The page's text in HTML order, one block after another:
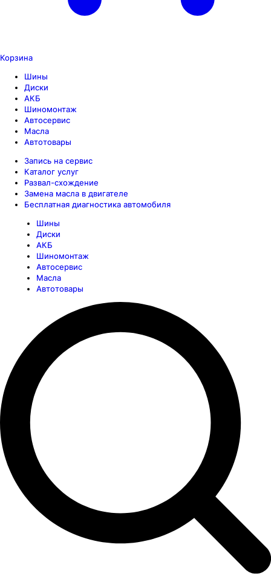
Корзина
Шины
Диски
АКБ
Шиномонтаж
Автосервис
Масла
Автотовары
Запись на сервис
Каталог услуг
Развал-схождение
Замена масла в двигателе
Бесплатная диагностика автомобиля
Шины
Диски
АКБ
Шиномонтаж
Автосервис
Масла
Автотовары